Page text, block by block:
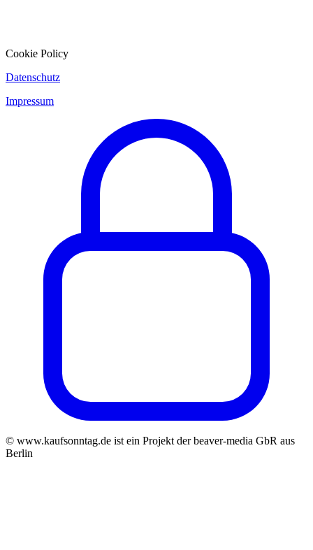
Cookie Policy
Datenschutz
Impressum
© www.kaufsonntag.de ist ein Projekt der beaver-media GbR aus
Berlin